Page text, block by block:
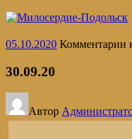
05.10.2020 Комментарии
30.09.20
Автор